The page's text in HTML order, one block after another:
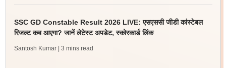
SSC GD Constable Result 2026 LIVE: एसएससी जीडी कांस्टेबल
रिजल्ट कब आएगा? जानें लेटेस्ट अपडेट, स्कोरकार्ड लिंक
Santosh Kumar | 3 mins read